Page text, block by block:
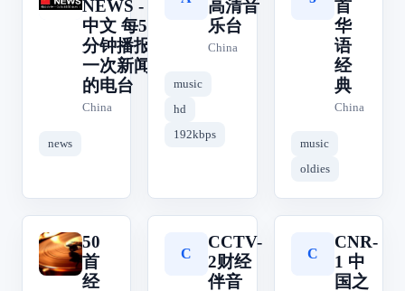
NEWS -
中文 每5
分钟播报
一次新闻
的电台
China
news
高清音
乐台
China
music
hd
192kbps
首
华
语
经
典
China
music
oldies
5
50
首
经
C
CCTV-
2财经
伴音
C
CNR-
1 中
国之